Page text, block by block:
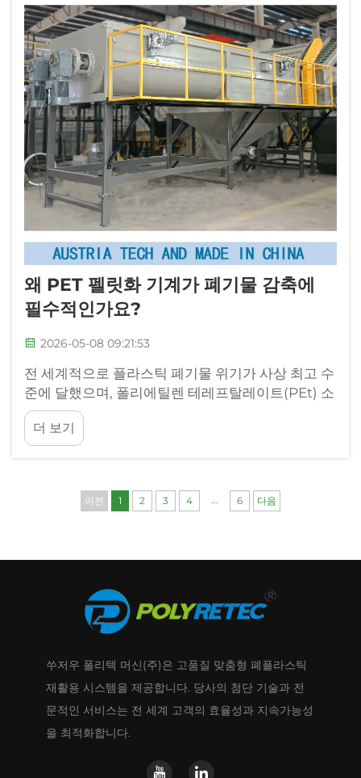
왜 PET 펠릿화 기계가 폐기물 감축에
필수적인가요?
2026-05-08 09:21:53
전 세계적으로 플라스틱 폐기물 위기가 사상 최고 수
준에 달했으며, 폴리에틸렌 테레프탈레이트(PEt) 소
재가 환경 오염의 상당 부분을 차지하고 있습니다.
산업 시설 및 재활용 운영 현장은 ...를 도입할 것을 점
점 더 강력히 요구받고 있습니다.
더 보기
이전 1 2 3 4 ... 6 다음
쑤저우 폴리텍 머신(주)은 고품질 맞춤형 폐플라스틱
재활용 시스템을 제공합니다. 당사의 첨단 기술과 전
문적인 서비스는 전 세계 고객의 효율성과 지속가능성
을 최적화합니다.